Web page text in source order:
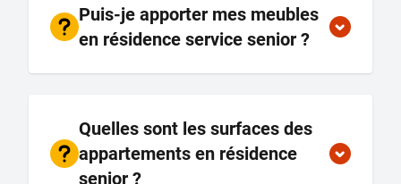
Puis-je apporter mes meubles
en résidence service senior ?
Quelles sont les surfaces des
appartements en résidence
senior ?